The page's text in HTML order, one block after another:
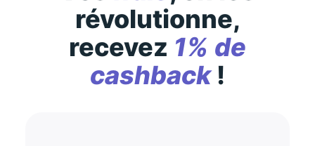
révolutionne,
recevez 1% de
cashback!